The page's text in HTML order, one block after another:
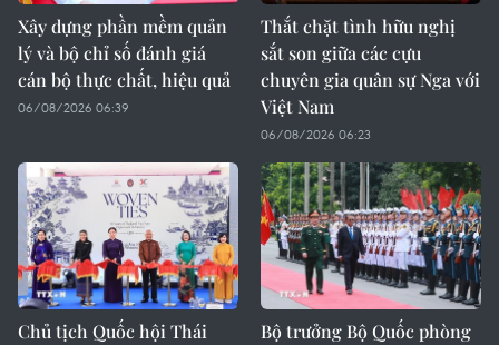
Xây dựng phần mềm quản
lý và bộ chỉ số đánh giá
cán bộ thực chất, hiệu quả
06/08/2026 06:39
Thắt chặt tình hữu nghị
sắt son giữa các cựu
chuyên gia quân sự Nga với
Việt Nam
06/08/2026 06:23
Chủ tịch Quốc hội Thái
Bộ trưởng Bộ Quốc phòng